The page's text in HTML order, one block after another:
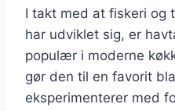
I takt med at fiskeri og
har udviklet sig, er
populær i moderne
gør den til en favorit
eksperimenterer med